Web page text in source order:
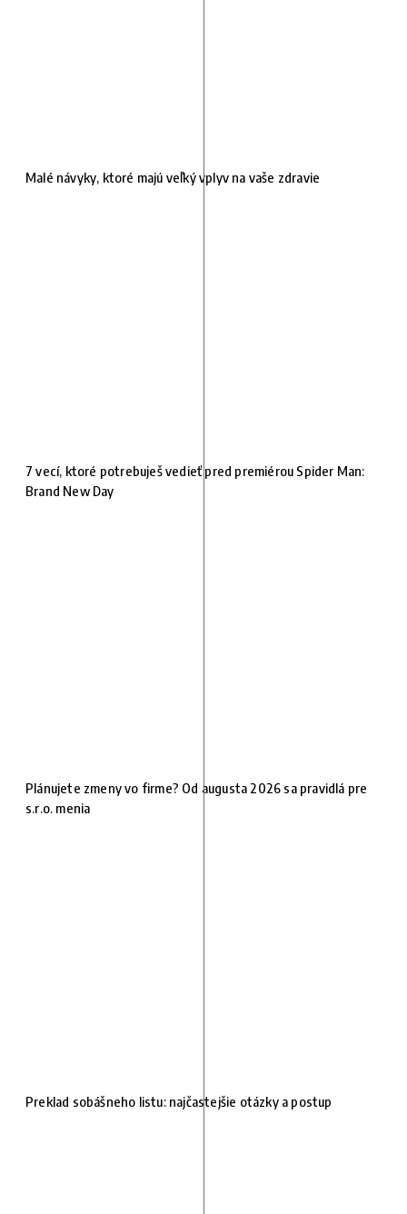
Malé návyky, ktoré majú veľký vplyv na vaše zdravie
7 vecí, ktoré potrebuješ vedieť pred premiérou Spider Man:
Brand New Day
Plánujete zmeny vo firme? Od augusta 2026 sa pravidlá pre
s.r.o. menia
Preklad sobášneho listu: najčastejšie otázky a postup